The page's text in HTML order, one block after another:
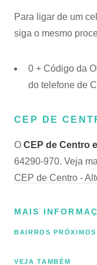
Para ligar de um
siga o mesmo
0 + Código da
do telefone de
CEP DE
O CEP de Centro
64290-970. Veja
CEP de Centro -
MAIS
BAIRROS PRÓXIMOS
VEJA TAMBÉM